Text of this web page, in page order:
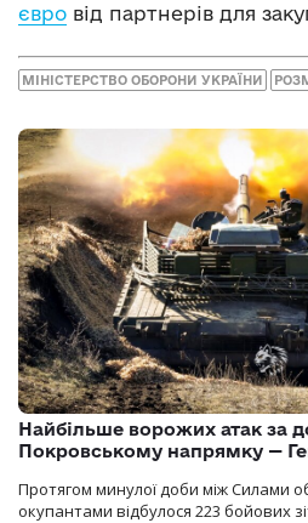
євро від партнерів для
МІНІСТЕРСТВО ОБОРОНИ УКРАЇНИ
Найбільше ворожих атак за
Покровському напрямку —
Протягом минулої доби між Силами
окупантами відбулося 223 бойових